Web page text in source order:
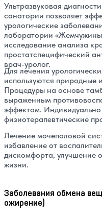
Ультразвуковая
санатории позволяет
урологические
лаборатории
исследование анализа
простатспецифический
врач-уролог.
Для лечения
используются природные
Процедуры на основе
выраженным
эффектом.
физиотерапевтические
Лечение мочеполовой
избавление от
дискомфорта, улучшение
жизни.
Заболевания обмена
ожирение)